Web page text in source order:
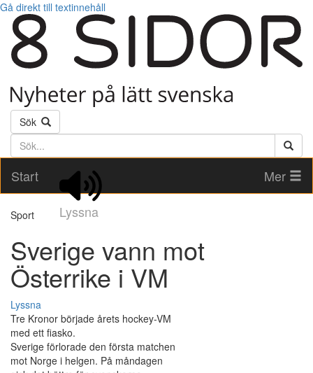
Gå direkt till textinnehåll
Sök
Söktext
Start
Lyssna
Mer
Sport
Sverige vann mot
Österrike i VM
Lyssna
Tre Kronor började årets hockey-VM
med ett fiasko.
Sverige förlorade den första matchen
mot Norge i helgen. På måndagen